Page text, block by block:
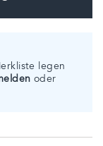
legen
oder